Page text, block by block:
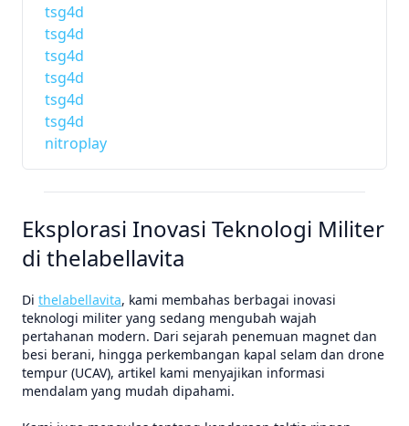
tsg4d
tsg4d
tsg4d
tsg4d
tsg4d
tsg4d
nitroplay
Eksplorasi Inovasi Teknologi Militer
di thelabellavita
Di thelabellavita, kami membahas berbagai inovasi
teknologi militer yang sedang mengubah wajah
pertahanan modern. Dari sejarah penemuan magnet dan
besi berani, hingga perkembangan kapal selam dan drone
tempur (UCAV), artikel kami menyajikan informasi
mendalam yang mudah dipahami.